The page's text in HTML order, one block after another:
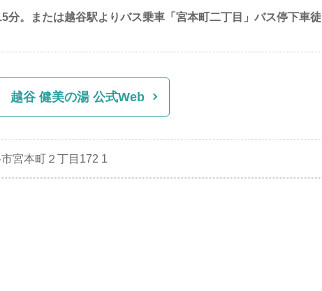
分。または越谷駅よりバス乗車「宮本町二丁目」バス停下車徒
越谷 健美の湯 公式Web
宮本町２丁目172 1